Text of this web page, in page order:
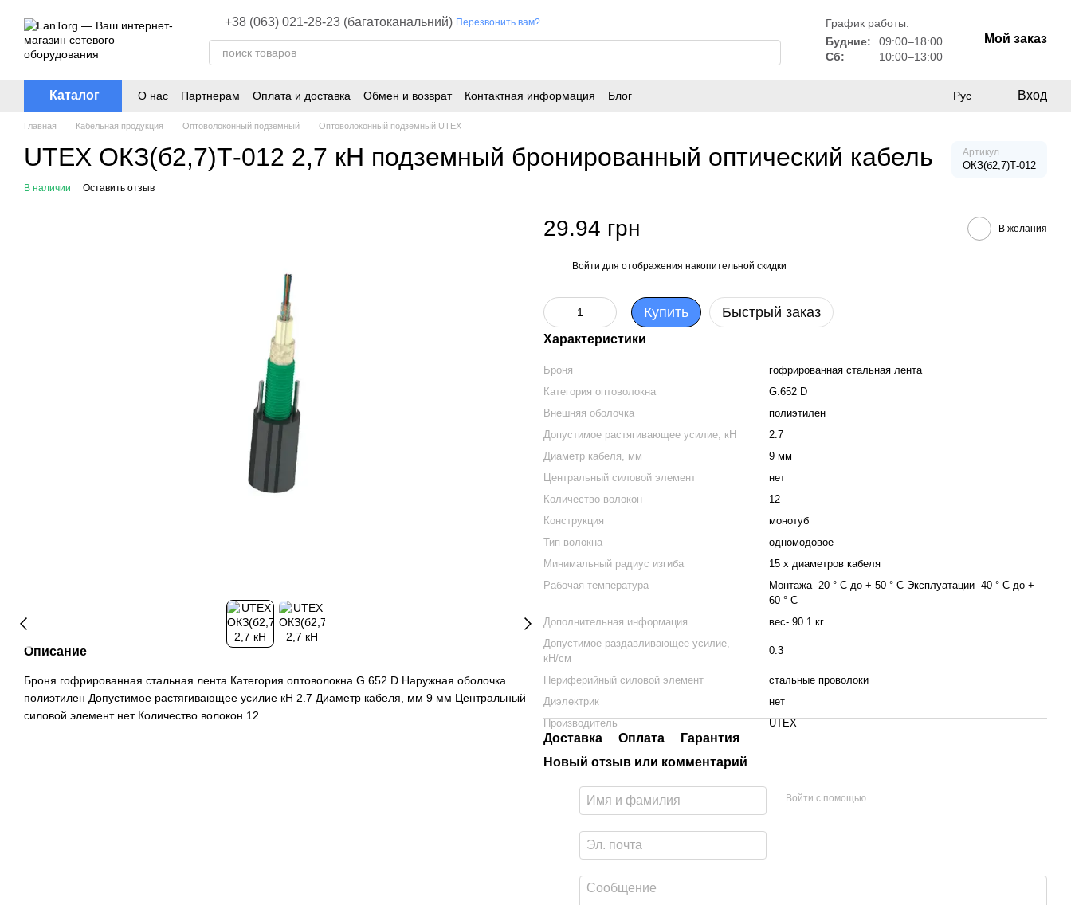
+38 (063) 021-28-23 (багатоканальний) Перезвонить вам?
График работы:
Будние:
09:00–18:00
Сб:
10:00–13:00
Мой заказ
Каталог О нас Партнерам Оплата и доставка Обмен и возврат Контактная информация Блог Рус Вход
Главная Кабельная продукция Оптоволоконный подземный Оптоволоконный подземный UTEX
UTEX ОКЗ(б2,7)Т-012 2,7 кН подземный бронированный оптический кабель Артикул
ОКЗ(б2,7)Т-012
В наличии Оставить отзыв
Описание
Броня гофрированная стальная лента Категория оптоволокна G.652 D Наружная оболочка
полиэтилен Допустимое растягивающее усилие кН 2.7 Диаметр кабеля, мм 9 мм Центральный
силовой элемент нет Количество волокон 12
29.94 грн В желания
Войти для отображения накопительной скидки
Купить Быстрый заказ
Характеристики
Броня
гофрированная стальная лента
Категория оптоволокна
G.652 D
Внешняя оболочка
полиэтилен
Допустимое растягивающее усилие, кН
2.7
Диаметр кабеля, мм
9 мм
Центральный силовой элемент
нет
Количество волокон
12
Конструкция
монотуб
Тип волокна
одномодовое
Минимальный радиус изгиба
15 х диаметров кабеля
Рабочая температура
Монтажа -20 ° C до + 50 ° C Эксплуатации -40 ° C до +
60 ° C
Дополнительная информация
вес- 90.1 кг
Допустимое раздавливающее усилие,
кН/см
0.3
Периферийный силовой элемент
стальные проволоки
Диэлектрик
нет
Производитель
UTEX
Доставка Оплата
Гарантия
Новый отзыв или комментарий
Войти с помощью